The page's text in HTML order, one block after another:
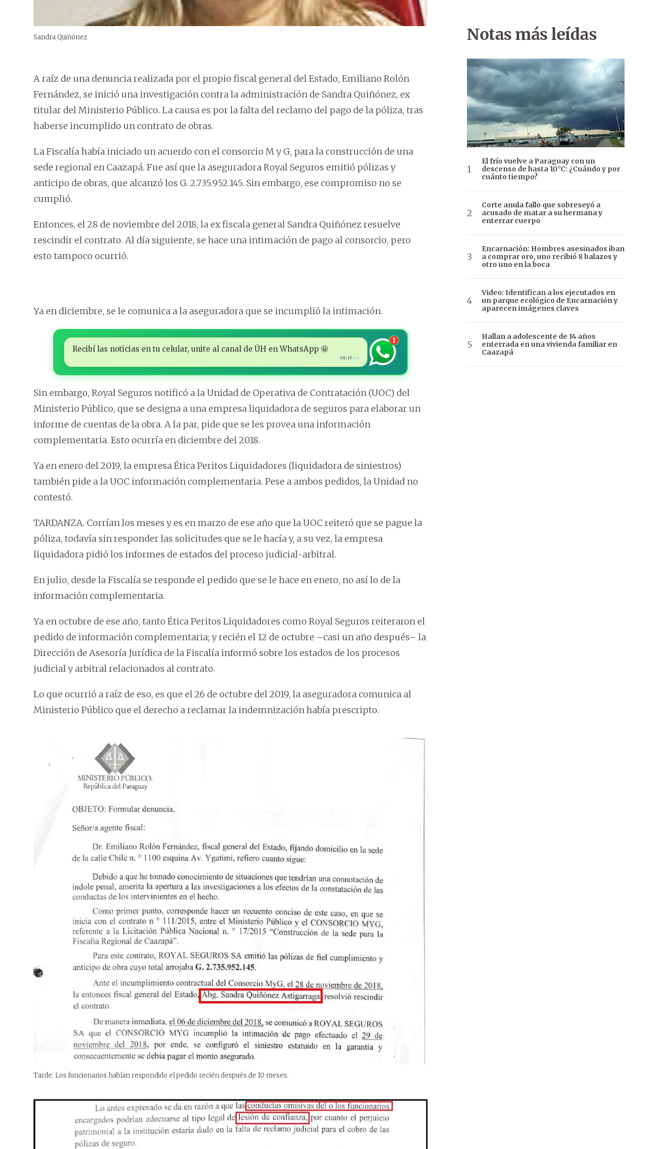
Sandra Quiñónez
A raíz de una denuncia realizada por el propio fiscal general del Estado, Emiliano Rolón
Fernández, se inició una investigación contra la administración de Sandra Quiñónez, ex
titular del Ministerio Público. La causa es por la falta del reclamo del pago de la póliza, tras
haberse incumplido un contrato de obras.
La Fiscalía había iniciado un acuerdo con el consorcio M y G, para la construcción de una
sede regional en Caazapá. Fue así que la aseguradora Royal Seguros emitió pólizas y
anticipo de obras, que alcanzó los G. 2.735.952.145. Sin embargo, ese compromiso no se
cumplió.
Entonces, el 28 de noviembre del 2018, la ex fiscala general Sandra Quiñónez resuelve
rescindir el contrato. Al día siguiente, se hace una intimación de pago al consorcio, pero
esto tampoco ocurrió.
Ya en diciembre, se le comunica a la aseguradora que se incumplió la intimación.
Recibí las noticias en tu celular, unite al canal de ÚH en WhatsApp 🤩
08:19 ✓✓
1
Sin embargo, Royal Seguros notificó a la Unidad de Operativa de Contratación (UOC) del
Ministerio Público, que se designa a una empresa liquidadora de seguros para elaborar un
informe de cuentas de la obra. A la par, pide que se les provea una información
complementaria. Esto ocurría en diciembre del 2018.
Ya en enero del 2019, la empresa Ética Peritos Liquidadores (liquidadora de siniestros)
también pide a la UOC información complementaria. Pese a ambos pedidos, la Unidad no
contestó.
TARDANZA. Corrían los meses y es en marzo de ese año que la UOC reiteró que se pague la
póliza, todavía sin responder las solicitudes que se le hacía y, a su vez, la empresa
liquidadora pidió los informes de estados del proceso judicial-arbitral.
En julio, desde la Fiscalía se responde el pedido que se le hace en enero, no así lo de la
información complementaria.
Ya en octubre de ese año, tanto Ética Peritos Liquidadores como Royal Seguros reiteraron el
pedido de información complementaria; y recién el 12 de octubre –casi un año después– la
Dirección de Asesoría Jurídica de la Fiscalía informó sobre los estados de los procesos
judicial y arbitral relacionados al contrato.
Lo que ocurrió a raíz de eso, es que el 26 de octubre del 2019, la aseguradora comunica al
Ministerio Público que el derecho a reclamar la indemnización había prescripto.
Tarde. Los funcionarios habían respondido el pedido recién después de 10 meses.
Notas más leídas
El frío vuelve a Paraguay con un
descenso de hasta 10°C: ¿Cuándo y por
cuánto tiempo?
Corte anula fallo que sobreseyó a
acusado de matar a su hermana y
enterrar cuerpo
Encarnación: Hombres asesinados iban
a comprar oro, uno recibió 8 balazos y
otro uno en la boca
Video: Identifican a los ejecutados en
un parque ecológico de Encarnación y
aparecen imágenes claves
Hallan a adolescente de 14 años
enterrada en una vivienda familiar en
Caazapá